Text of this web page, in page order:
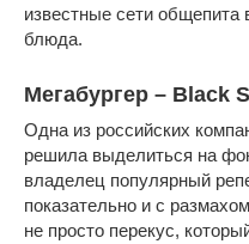
известные сети
блюда.
Мегабургер – Black
Одна из российских
решила выделиться на
владелец популярный
показательно и с
не просто перекус,